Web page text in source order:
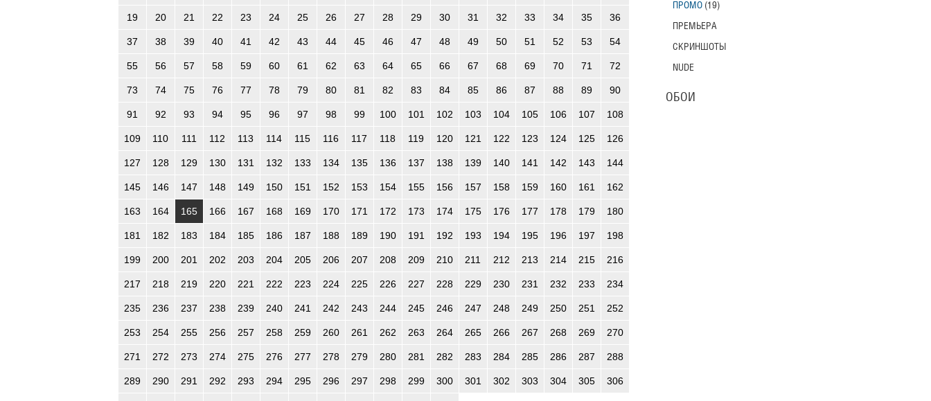
19 20 21 22 23 24 25 26 27 28 29 30 31 32 33 34 35 36
37 38 39 40 41 42 43 44 45 46 47 48 49 50 51 52 53 54
55 56 57 58 59 60 61 62 63 64 65 66 67 68 69 70 71 72
73 74 75 76 77 78 79 80 81 82 83 84 85 86 87 88 89 90
91 92 93 94 95 96 97 98 99 100 101 102 103 104 105 106 107 108
109 110 111 112 113 114 115 116 117 118 119 120 121 122 123 124 125 126
127 128 129 130 131 132 133 134 135 136 137 138 139 140 141 142 143 144
145 146 147 148 149 150 151 152 153 154 155 156 157 158 159 160 161 162
163 164 165 166 167 168 169 170 171 172 173 174 175 176 177 178 179 180
181 182 183 184 185 186 187 188 189 190 191 192 193 194 195 196 197 198
199 200 201 202 203 204 205 206 207 208 209 210 211 212 213 214 215 216
217 218 219 220 221 222 223 224 225 226 227 228 229 230 231 232 233 234
235 236 237 238 239 240 241 242 243 244 245 246 247 248 249 250 251 252
253 254 255 256 257 258 259 260 261 262 263 264 265 266 267 268 269 270
271 272 273 274 275 276 277 278 279 280 281 282 283 284 285 286 287 288
289 290 291 292 293 294 295 296 297 298 299 300 301 302 303 304 305 306
ПРОМО (19)
ПРЕМЬЕРА
СКРИНШОТЫ
NUDE
ОБОИ